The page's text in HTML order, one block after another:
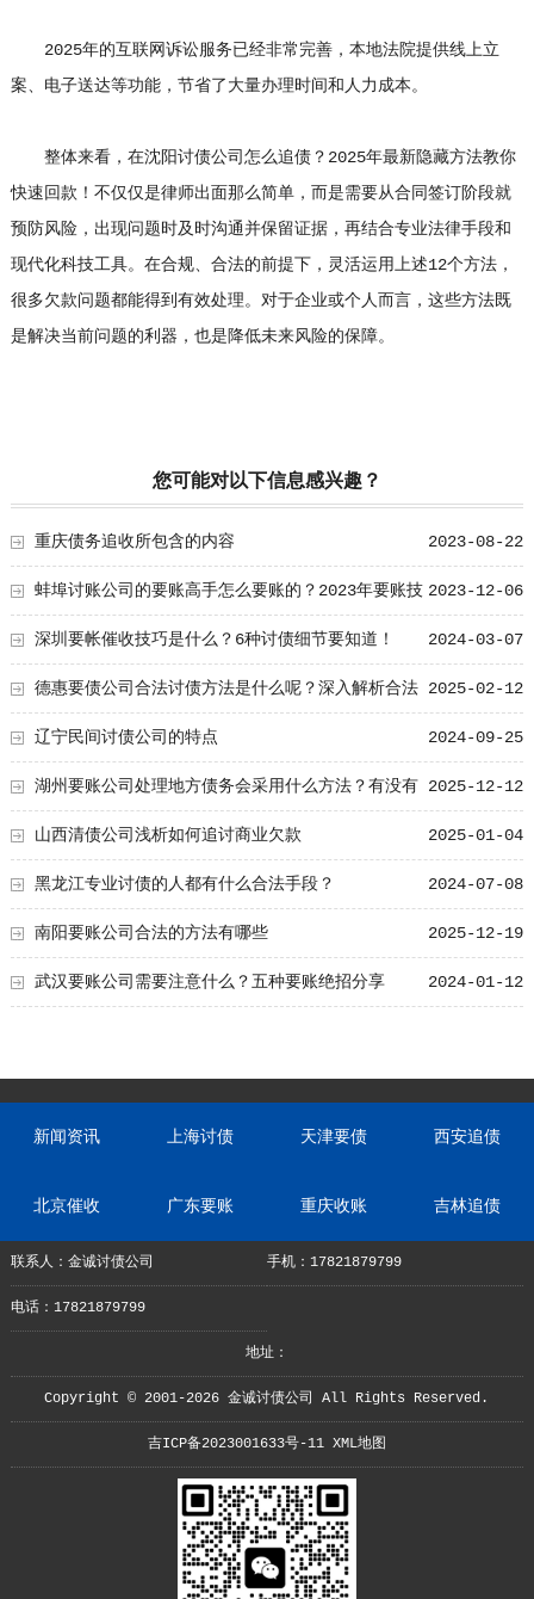
2025年的互联网诉讼服务已经非常完善，本地法院提供线上立
案、电子送达等功能，节省了大量办理时间和人力成本。
整体来看，在沈阳讨债公司 怎么追债？2025年最新隐藏方法教你
快速回款！不仅仅是律师出面那么简单，而是需要从合同签订阶段就
预防风险，出现问题时及时沟通并保留证据，再结合专业法律手段和
现代化科技工具。在合规、合法的前提下，灵活运用上述12个方法，
很多欠款问题都能得到有效处理。对于企业或个人而言，这些方法既
是解决当前问题的利器，也是降低未来风险的保障。
您可能对以下信息感兴趣？
2023-08-22
重庆债务追收所包含的内容
2023-12-06
蚌埠讨账公司的要账高手怎么要账的？2023年要账技
巧要学会！ 2024-03-07
深圳要帐催收技巧是什么？6种讨债细节要知道！
2025-02-12
德惠要债公司合法讨债方法是什么呢？深入解析合法
讨债的技巧 2024-09-25
辽宁民间讨债公司的特点
2025-12-12
湖州要账公司处理地方债务会采用什么方法？有没有
风险！ 2025-01-04
山西清债公司浅析如何追讨商业欠款
2024-07-08
黑龙江专业讨债的人都有什么合法手段？
2025-12-19
南阳要账公司合法的方法有哪些
2024-01-12
武汉要账公司需要注意什么？五种要账绝招分享
新闻资讯 上海讨债 天津要债 西安追债
北京催收 广东要账 重庆收账 吉林追债
联系人：金诚讨债公司 手机：17821879799
电话：17821879799
地址：
Copyright © 2001-2026 金诚讨债公司 All Rights Reserved.
吉ICP备2023001633号-11 XML地图